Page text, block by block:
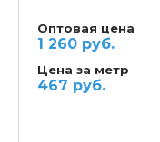
Оптовая цена
1 260 руб.
Цена за метр
467 руб.